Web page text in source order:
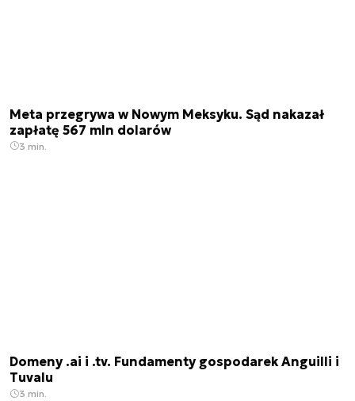
Meta przegrywa w Nowym Meksyku. Sąd nakazał
zapłatę 567 mln dolarów
3 min.
Domeny .ai i .tv. Fundamenty gospodarek Anguilli i
Tuvalu
3 min.